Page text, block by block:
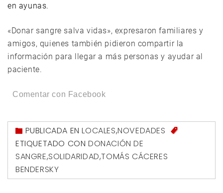
en ayunas.
«Donar sangre salva vidas», expresaron familiares y
amigos, quienes también pidieron compartir la
información para llegar a más personas y ayudar al
paciente.
Comentar con Facebook
PUBLICADA ENLOCALES,NOVEDADES
ETIQUETADO CON DONACIÓN DE
SANGRE,SOLIDARIDAD,TOMÁS CÁCERES
BENDERSKY